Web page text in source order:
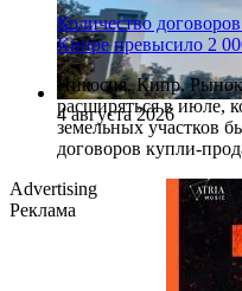
4 августа 2026
Количество
Кипре превысило 2
Никосия, Кипр.
расширяться в июле,
земельных участков
договоров купли-
Advertising
Реклама